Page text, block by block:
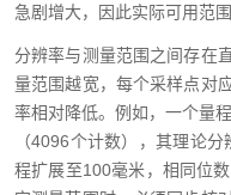
急剧增大，因此实际可用范
分辨率与测量范围之间存在
量范围越宽，每个采样点对
率相对降低。例如，一个量
（4096个计数），其理论
程扩展至100毫米，相同位